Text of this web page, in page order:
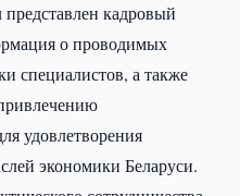
кадровый
о проводимых
специалистов, а также
удовлетворения
экономики Беларуси.